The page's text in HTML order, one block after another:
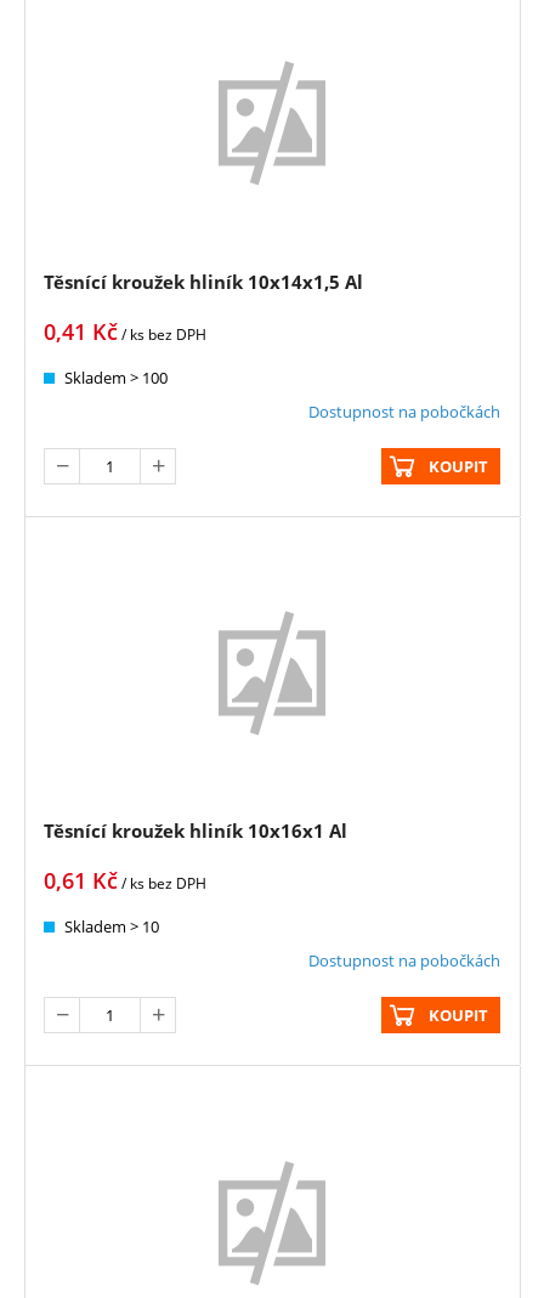
Těsnící kroužek hliník 10x14x1,5 Al
0,41 Kč/ ks bez DPH
Skladem > 100
Dostupnost na pobočkách
KOUPIT
Těsnící kroužek hliník 10x16x1 Al
0,61 Kč/ ks bez DPH
Skladem > 10
Dostupnost na pobočkách
KOUPIT